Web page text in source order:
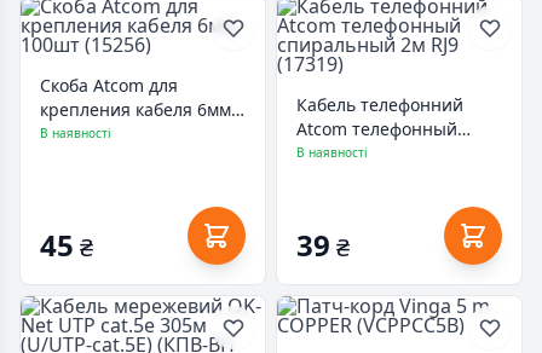
Скоба Atcom для
крепления кабеля 6мм
100шт (15256)
В наявності
45 ₴
Кабель телефонний
Atcom телефонный
спиральный 2м RJ9
В наявності
39 ₴